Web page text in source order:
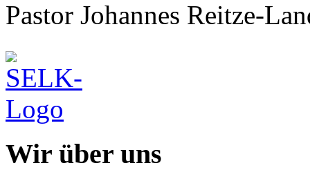
Pastor Johannes Reitze-
Wir über uns